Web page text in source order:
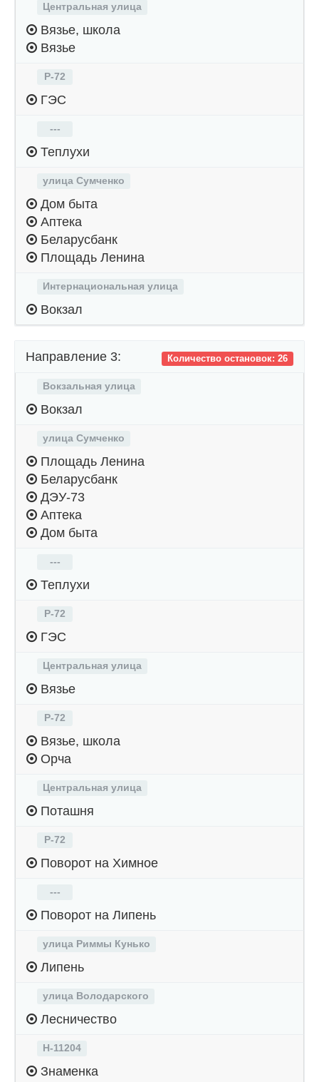
Центральная улица
Вязье, школа
Вязье
Р-72
ГЭС
---
Теплухи
улица Сумченко
Дом быта
Аптека
Беларусбанк
Площадь Ленина
Интернациональная улица
Вокзал
Количество остановок: 26
Направление 3:
Вокзальная улица
Вокзал
улица Сумченко
Площадь Ленина
Беларусбанк
ДЭУ-73
Аптека
Дом быта
---
Теплухи
Р-72
ГЭС
Центральная улица
Вязье
Р-72
Вязье, школа
Орча
Центральная улица
Поташня
Р-72
Поворот на Химное
---
Поворот на Липень
улица Риммы Кунько
Липень
улица Володарского
Лесничество
Н-11204
Знаменка